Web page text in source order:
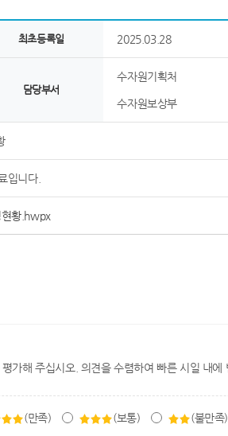
최초등록일 2025.03.28
담당부서
수자원기획처
수자원보상부
입니다.
황.hwpx
가해 주십시오. 의견을 수렴하여 빠른 시일 내에
(만족) (보통) (불만족)